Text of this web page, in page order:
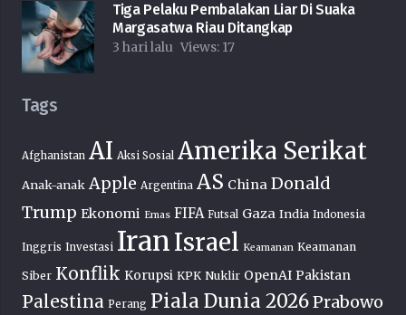
Tiga Pelaku Pembalakan Liar Di Suaka
Margasatwa Riau Ditangkap
3 hari lalu Views: 17
Tags
Afghanistan AI Aksi Sosial Amerika Serikat
Anak-anak Apple Argentina AS China Donald
Trump Ekonomi Emas FIFA Futsal Gaza India Indonesia
Inggris Investasi IranIsrael Keamanan Keamanan
Siber Konflik Korupsi KPK Nuklir OpenAI Pakistan
Palestina Perang Piala Dunia 2026Prabowo